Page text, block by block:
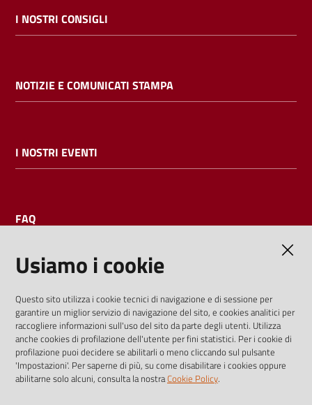
Chiedi al
I NOSTRI CONSIGLI
NOTIZIE E COMUNICATI STAMPA
I NOSTRI EVENTI
FAQ
I dati personali pubblicati sono riutilizzabili solo alle condizioni
previste dalla direttiva comunitaria 2003/98/CE e dal d.lgs.
36/2006
Usiamo i cookie
Questo sito utilizza i cookie tecnici di navigazione e di sessione per
garantire un miglior servizio di navigazione del sito, e cookies analitici per
raccogliere informazioni sull'uso del sito da parte degli utenti. Utilizza
anche cookies di profilazione dell'utente per fini statistici. Per i cookie di
profilazione puoi decidere se abilitarli o meno cliccando sul pulsante
'Impostazioni'. Per saperne di più, su come disabilitare i cookies oppure
abilitarne solo alcuni, consulta la nostraCookie Policy.